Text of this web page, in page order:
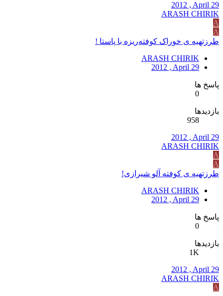
2012 , April 29
ARASH CHIRIK
A
A
طرزتهیه ی خوراک کوفته‌ریزه با پاستا !
ARASH CHIRIK
2012 , April 29
پاسخ ها
0
بازدیدها
958
2012 , April 29
ARASH CHIRIK
A
A
طرزتهیه ی کوفته آلو شیرازی!
ARASH CHIRIK
2012 , April 29
پاسخ ها
0
بازدیدها
1K
2012 , April 29
ARASH CHIRIK
A